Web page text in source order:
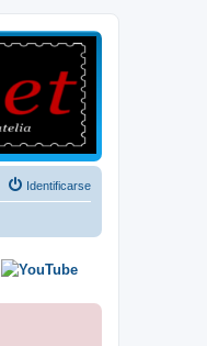
Identificarse